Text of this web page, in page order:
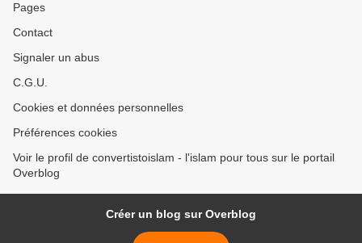
Pages
Contact
Signaler un abus
C.G.U.
Cookies et données personnelles
Préférences cookies
Voir le profil de convertistoislam - l'islam pour tous sur le portail
Overblog
Créer un blog sur Overblog